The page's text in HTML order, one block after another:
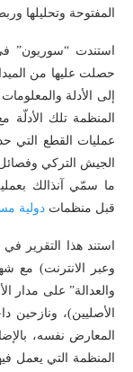
المفتوحة وتحليلها
استندت “سوريون”
حصلت عليها من
إلى الأدلة
المنظمة تلك
عمليات القطع
الجيش التركي
ما سمّي آنذالك
قبل منظمات دولية
وعبر الانترنت) مع
والعدالة” على مدار
الأصليين)،
المعارض نفسه،
المنظمة التي يعمل